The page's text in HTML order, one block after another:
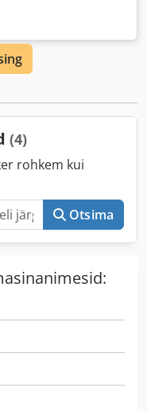
(4)
rohkem kui
Otsima